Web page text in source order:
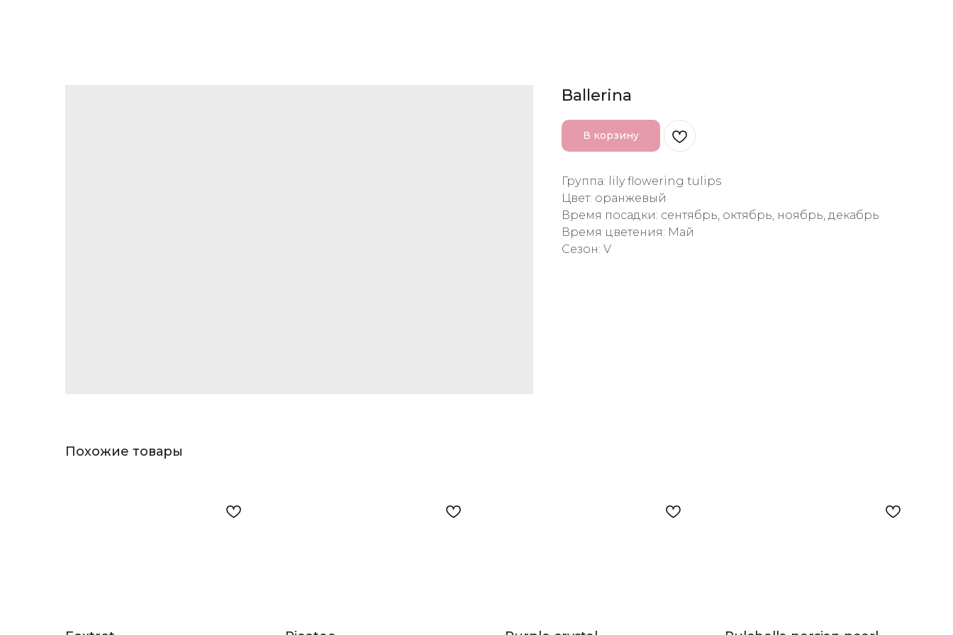
Ballerina
В корзину
Группа: lily flowering tulips
Цвет: оранжевый
Время посадки: сентябрь, октябрь, ноябрь, декабрь
Время цветения: Май
Сезон: V
Похожие товары